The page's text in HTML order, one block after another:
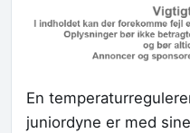
En
juniordyne er med